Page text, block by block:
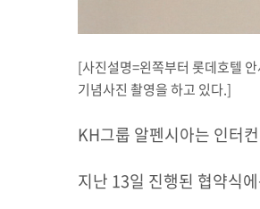
[사진설명=왼쪽부터 롯데호텔
기념사진 촬영을 하고 있다.]
KH그룹 알펜시아는 인터
지난 13일 진행된 협약식